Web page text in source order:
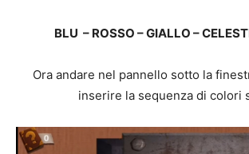
BLU – ROSSO – GIALLO –
Ora andare nel pannello sotto la
inserire la sequenza di colori